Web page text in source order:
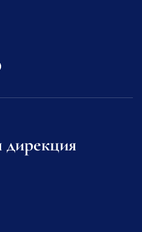
дирекция